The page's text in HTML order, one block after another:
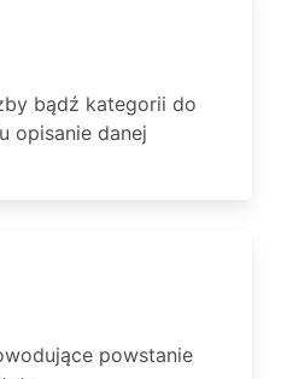
bądź kategorii do
opisanie danej
powstanie